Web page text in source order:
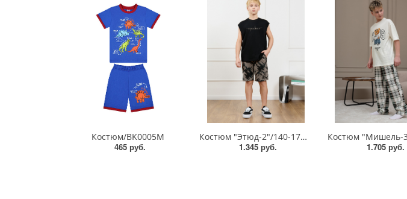
Костюм/BK0005M
465 руб.
Костюм "Этюд-2"/140-170/КМ-214
1.345 руб.
1.705 руб.